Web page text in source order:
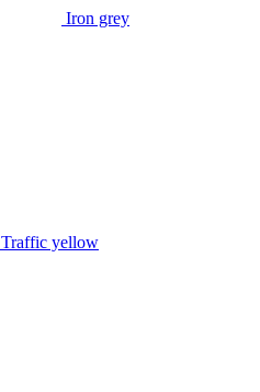
Iron grey
Traffic yellow